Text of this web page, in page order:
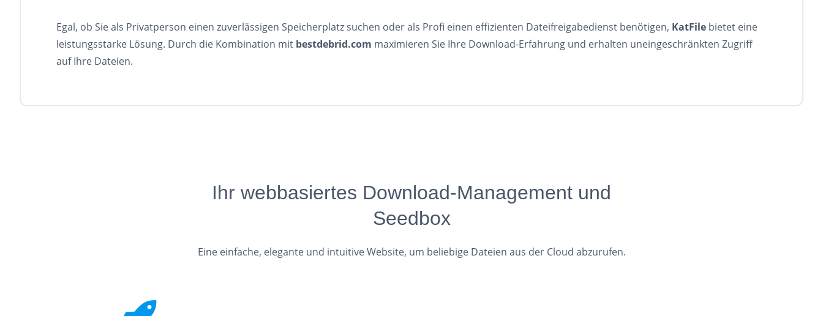
Egal, ob Sie als Privatperson einen zuverlässigen Speicherplatz suchen oder als Profi einen effizienten Dateifreigabedienst benötigen, KatFile bietet eine
leistungsstarke Lösung. Durch die Kombination mit bestdebrid.com maximieren Sie Ihre Download-Erfahrung und erhalten uneingeschränkten Zugriff
auf Ihre Dateien.
Ihr webbasiertes Download-Management und
Seedbox
Eine einfache, elegante und intuitive Website, um beliebige Dateien aus der Cloud abzurufen.